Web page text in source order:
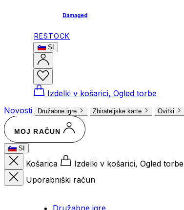
Damaged
RESTOCK
SI
Izdelki v košarici, Ogled torbe
Novosti
Družabne igre Zbirateljske karte Ovitki
MOJ RAČUN
SI
Košarica
Izdelki v košarici, Ogled torbe
Uporabniški račun
Družabne igre